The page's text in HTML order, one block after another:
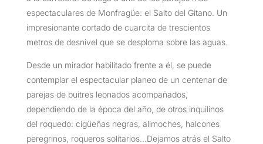
espectaculares de Monfragüe: el Salto del Gitano. Un
impresionante cortado de cuarcita de trescientos
metros de desnivel que se desploma sobre las aguas.
Desde un mirador habilitado frente a él, se puede
contemplar el espectacular planeo de un centenar de
parejas de buitres leonados acompañados,
dependiendo de la época del año, de otros inquilinos
del roquedo: cigüeñas negras, alimoches, halcones
peregrinos, roqueros solitarios…Dejamos atrás el Salto